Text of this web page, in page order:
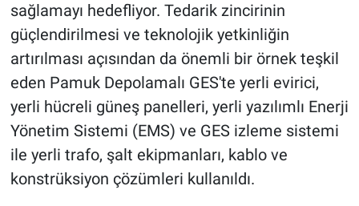
sağlamayı hedefliyor. Tedarik zincirinin
güçlendirilmesi ve teknolojik yetkinliğin
artırılması açısından da önemli bir örnek teşkil
eden Pamuk Depolamalı GES'te yerli evirici,
yerli hücreli güneş panelleri, yerli yazılımlı Enerji
Yönetim Sistemi (EMS) ve GES izleme sistemi
ile yerli trafo, şalt ekipmanları, kablo ve
konstrüksiyon çözümleri kullanıldı.